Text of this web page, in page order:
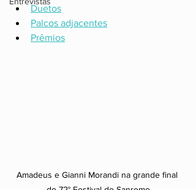
Duetos
Palcos adjacentes
Prêmios
Amadeus e Gianni Morandi na grande final